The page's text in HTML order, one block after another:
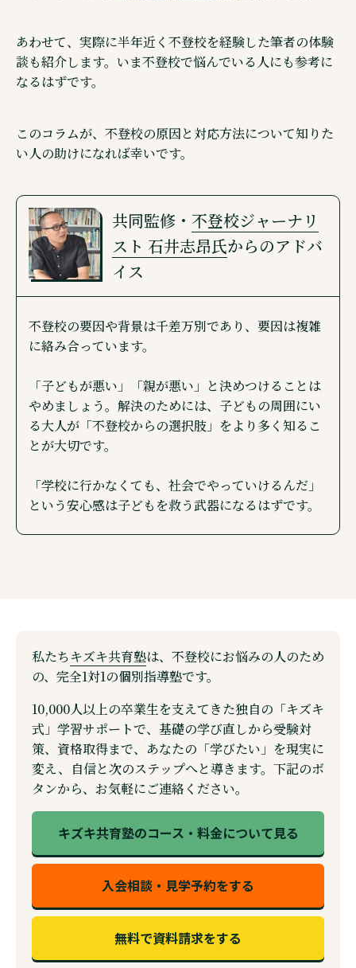
あわせて、実際に半年近く不登校を経験した筆者の体験
談も紹介します。いま不登校で悩んでいる人にも参考に
なるはずです。
このコラムが、不登校の原因と対応方法について知りた
い人の助けになれば幸いです。
共同監修・ 不登校ジャーナリ
スト 石井志昂氏からのアドバ
イス
不登校の要因や背景は千差万別であり、要因は複雑
に絡み合っています。
「子どもが悪い」「親が悪い」と決めつけることは
やめましょう。解決のためには、子どもの周囲にい
る大人が「不登校からの選択肢」をより多く知るこ
とが大切です。
「学校に行かなくても、社会でやっていけるんだ」
という安心感は子どもを救う武器になるはずです。
私たちキズキ共育塾は、不登校にお悩みの人のため
の、完全1対1の個別指導塾です。
10,000人以上の卒業生を支えてきた独自の「キズキ
式」学習サポートで、基礎の学び直しから受験対
策、資格取得まで、あなたの「学びたい」を現実に
変え、自信と次のステップへと導きます。下記のボ
タンから、お気軽にご連絡ください。
キズキ共育塾のコース・料金について見る
入会相談・見学予約をする
無料で資料請求をする